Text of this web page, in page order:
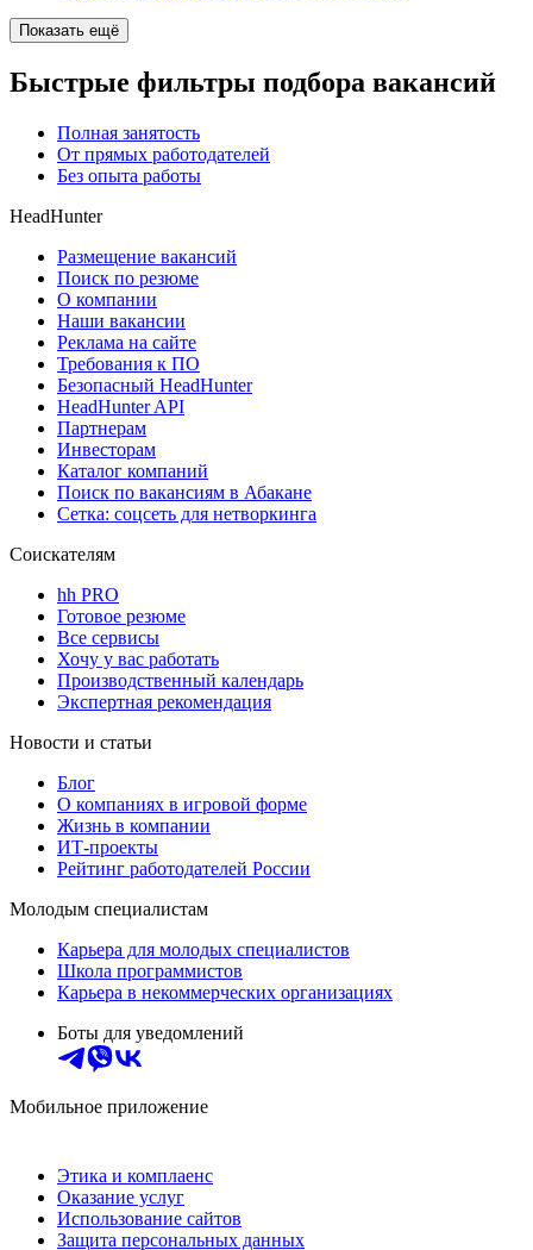
Показать ещё
Быстрые фильтры подбора вакансий
Полная занятость
От прямых работодателей
Без опыта работы
HeadHunter
Размещение вакансий
Поиск по резюме
О компании
Наши вакансии
Реклама на сайте
Требования к ПО
Безопасный HeadHunter
HeadHunter API
Партнерам
Инвесторам
Каталог компаний
Поиск по вакансиям в Абакане
Сетка: соцсеть для нетворкинга
Соискателям
hh PRO
Готовое резюме
Все сервисы
Хочу у вас работать
Производственный календарь
Экспертная рекомендация
Новости и статьи
Блог
О компаниях в игровой форме
Жизнь в компании
ИТ-проекты
Рейтинг работодателей России
Молодым специалистам
Карьера для молодых специалистов
Школа программистов
Карьера в некоммерческих организациях
Боты для уведомлений
Мобильное приложение
Этика и комплаенс
Оказание услуг
Использование сайтов
Защита персональных данных